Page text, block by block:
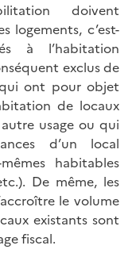
doivent
logements, c’est-
à l’habitation
exclus de
qui ont pour objet
de locaux
usage ou qui
d’un local
habitables
De même, les
le volume
existants sont
fiscal.